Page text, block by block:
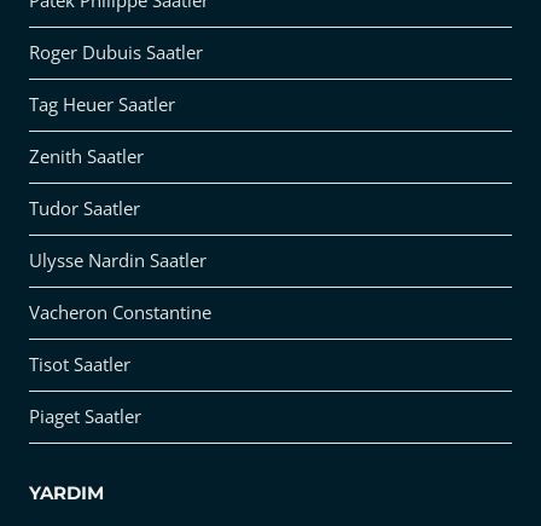
Roger Dubuis Saatler
Tag Heuer Saatler
Zenith Saatler
Tudor Saatler
Ulysse Nardin Saatler
Vacheron Constantine
Tisot Saatler
Piaget Saatler
YARDIM